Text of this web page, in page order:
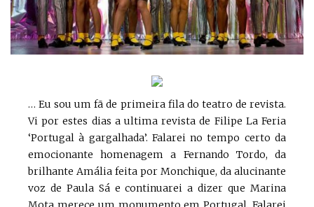
… Eu sou um fã de primeira fila do teatro de revista.
Vi por estes dias a ultima revista de Filipe La Feria
‘Portugal à gargalhada’. Falarei no tempo certo da
emocionante homenagem a Fernando Tordo, da
brilhante Amália feita por Monchique, da alucinante
voz de Paula Sá e continuarei a dizer que Marina